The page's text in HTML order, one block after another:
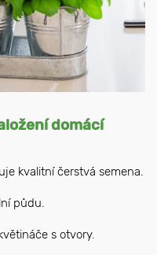
domácí
kvalitní čerstvá semena.
půdu.
s otvory.